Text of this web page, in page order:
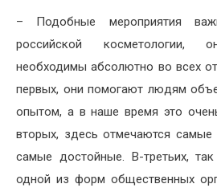
– Подобные мероприятия
российской косметологии,
необходимы абсолютно во всех
первых, они помогают людям
опытом, а в наше время это
вторых, здесь отмечаются самые
самые достойные. В-третьих, так
одной из форм общественных